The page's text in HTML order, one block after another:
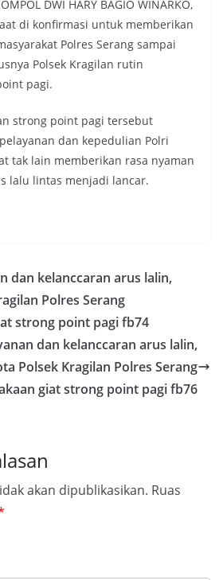
DWI HARY BAGIO WINARKO,
di konfirmasi untuk memberikan
Polres Serang sampai
Polsek Kragilan rutin
pagi.
strong point pagi tersebut
dan kepedulian Polri
tak lain memberikan rasa nyaman
lalu lintas menjadi lancar.
dan kelanccaran arus lalin,
Polres Serang
strong point pagi fb74
dan kelanccaran arus lalin,
Polsek Kragilan Polres Serang
giat strong point pagi fb76
akan dipublikasikan. Ruas